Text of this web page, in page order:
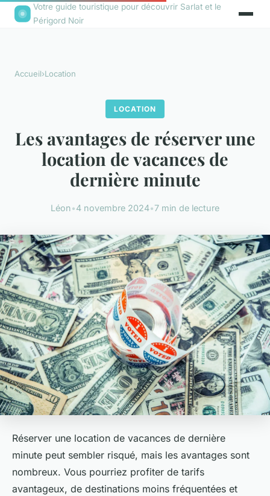
Votre guide touristique pour découvrir Sarlat et le
Périgord Noir
Accueil›Location
LOCATION
Les avantages de réserver une
location de vacances de
dernière minute
Léon•4 novembre 2024•7 min de lecture
Réserver une location de vacances de dernière
minute peut sembler risqué, mais les avantages sont
nombreux. Vous pourriez profiter de tarifs
avantageux, de destinations moins fréquentées et